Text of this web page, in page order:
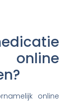
online
online